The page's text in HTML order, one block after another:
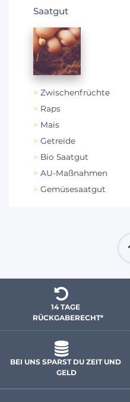
Saatgut
Zwischenfrüchte
Raps
Mais
Getreide
Bio Saatgut
AU-Maßnahmen
Gemüsesaatgut
14 TAGE
  RÜCKGABERECHT*
BEI UNS SPARST DU ZEIT UND
GELD